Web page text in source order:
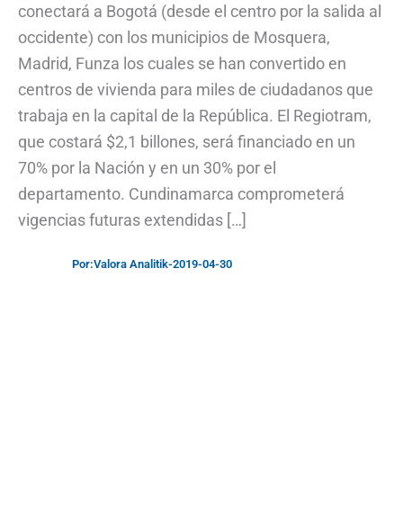
conectará a Bogotá (desde el centro por la salida al
occidente) con los municipios de Mosquera,
Madrid, Funza los cuales se han convertido en
centros de vivienda para miles de ciudadanos que
trabaja en la capital de la República. El Regiotram,
que costará $2,1 billones, será financiado en un
70% por la Nación y en un 30% por el
departamento. Cundinamarca comprometerá
vigencias futuras extendidas […]
Por:Valora Analitik-2019-04-30